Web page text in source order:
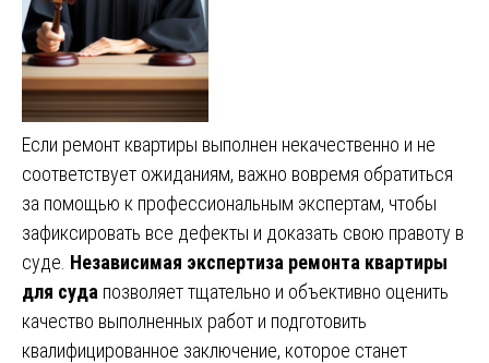
Если ремонт квартиры выполнен некачественно и не
соответствует ожиданиям, важно вовремя обратиться
за помощью к профессиональным экспертам, чтобы
зафиксировать все дефекты и доказать свою правоту в
суде. Независимая экспертиза ремонта квартиры
для суда позволяет тщательно и объективно оценить
качество выполненных работ и подготовить
квалифицированное заключение, которое станет